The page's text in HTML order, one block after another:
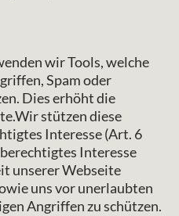
wir Tools, welche
Spam oder
Dies erhöht die
stützen diese
Interesse (Art. 6
Interesse
unserer Webseite
uns vor unerlaubten
Angriffen zu schützen.